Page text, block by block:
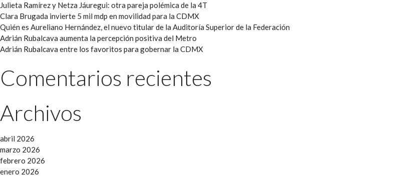
Julieta Ramírez y Netza Jáuregui: otra pareja polémica de la 4T
Clara Brugada invierte 5 mil mdp en movilidad para la CDMX
Quién es Aureliano Hernández, el nuevo titular de la Auditoría Superior de la Federación
Adrián Rubalcava aumenta la percepción positiva del Metro
Adrián Rubalcava entre los favoritos para gobernar la CDMX
Comentarios recientes
Archivos
abril 2026
marzo 2026
febrero 2026
enero 2026